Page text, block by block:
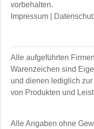
vorbehalten.
Impressum
Alle aufgeführten
Warenzeichen sind
und dienen lediglich
von Produkten und
Alle Angaben ohne